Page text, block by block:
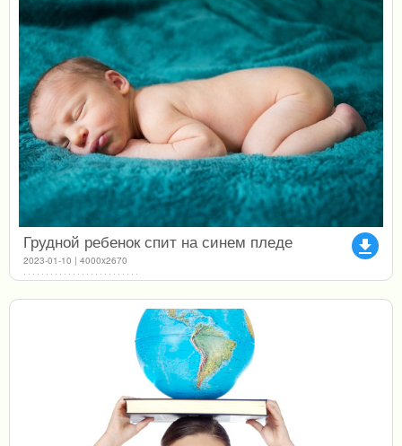
file_download
Грудной ребенок спит на синем пледе
2023-01-10 | 4000x2670